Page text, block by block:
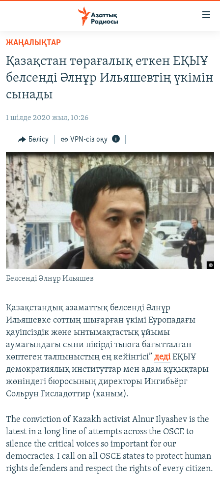
Skip
main
content
main
to
Search
САЯСАТ
АДАМ ҚҰҚЫҚТАРЫ
ӘЛЕУМЕТ
ӘЛЕМ
АРНАЙЫ ЖОБАЛАР
Русский
ЖАЗЫЛЫҢЫЗ
Басқа тілдерде
ЖАҢАЛЫҚТАР
Қазақстан төрағалық еткен ЕҚЫҰ
белсенді Әлнұр Ильяшевтің үкімін
сынады
1 шілде 2020 жыл, 10:26
Бөлісу VPN-сіз оқу
Белсенді Әлнұр Ильяшев
Қазақстандық азаматтық белсенді Әлнұр
Ильяшевке соттың шығарған үкімі Еуропадағы
қауіпсіздік және ынтымақтастық ұйымы
аумағындағы сыни пікірді тыюға бағытталған
көптеген талпыныстың ең кейінгісі” дедіЕҚЫҰ
демократиялық институттар мен адам құқықтары
жөніндегі бюросының директоры Ингибьёрг
Сольрун Гисладоттир (ханым).
The conviction of Kazakh activist Alnur Ilyashev is the
latest in a long line of attempts across the OSCE to
silence the critical voices so important for our
democracies. I call on all OSCE states to protect human
rights defenders and respect the rights of every citizen​.